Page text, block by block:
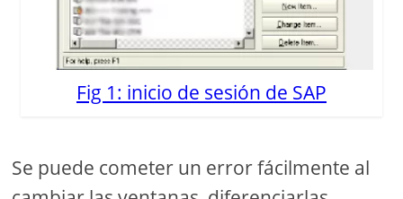
Fig 1: inicio de sesión de SAP
Se puede cometer un error fácilmente al